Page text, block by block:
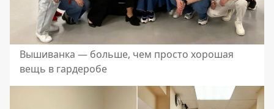
Вышиванка — больше, чем просто хорошая
вещь в гардеробе